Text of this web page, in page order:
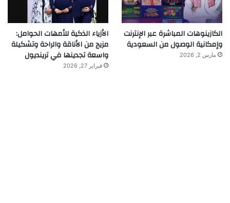
الكازينوهات المباشرة عبر الإنترنت
وإمكانية الوصول من السعودية
مارس 2, 2026
الأزياء الذكية للأمهات الحوامل:
مزيج من الأناقة والراحة وتشكيلة
واسعة تجدينها في ترينديول
فبراير 27, 2026